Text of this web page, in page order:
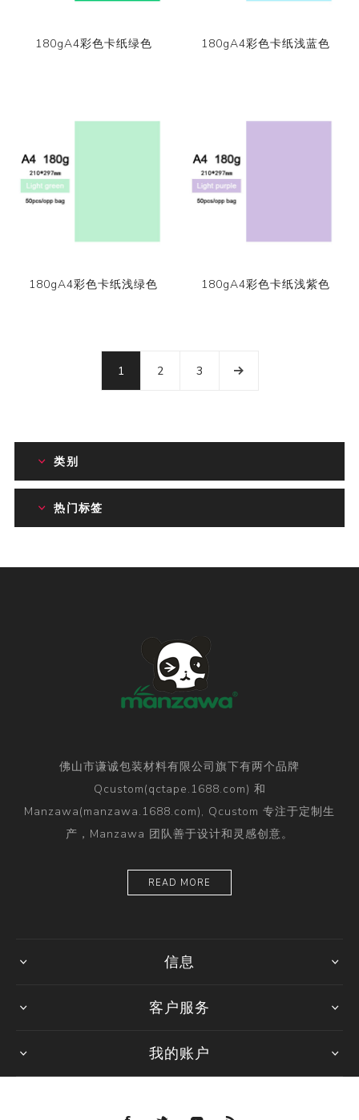
180gA4彩色卡纸绿色 180gA4彩色卡纸浅蓝色
180gA4彩色卡纸浅绿色 180gA4彩色卡纸浅紫色
1 2 3
类别
热门标签
佛山市谦诚包装材料有限公司旗下有两个品牌
Qcustom(qctape.1688.com) 和
Manzawa(manzawa.1688.com), Qcustom 专注于定制生
产，Manzawa 团队善于设计和灵感创意。
READ MORE
信息
客户服务
我的账户